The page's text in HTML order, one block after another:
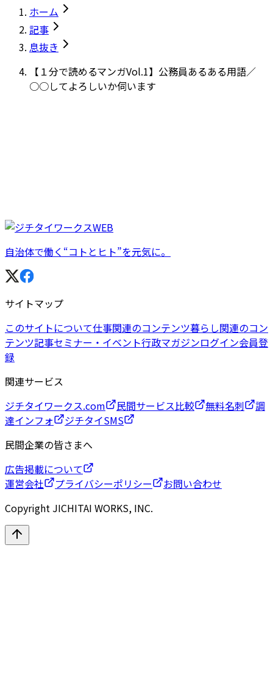
ホーム
記事
息抜き
【１分で読めるマンガVol.1】公務員あるある用語／
○○してよろしいか伺います
自治体で働く“コトとヒト”を元気に。
サイトマップ
このサイトについて仕事関連のコンテンツ暮らし関連のコン
テンツ記事セミナー・イベント行政マガジンログイン会員登
録
関連サービス
ジチタイワークス.com
民間サービス比較 無料名刺
調
達インフォ
ジチタイSMS
民間企業の皆さまへ
広告掲載について
運営会社
プライバシーポリシー
お問い合わせ
Copyright JICHITAI WORKS, INC.